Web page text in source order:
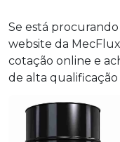
Se está procurando
website da
cotação online e
de alta